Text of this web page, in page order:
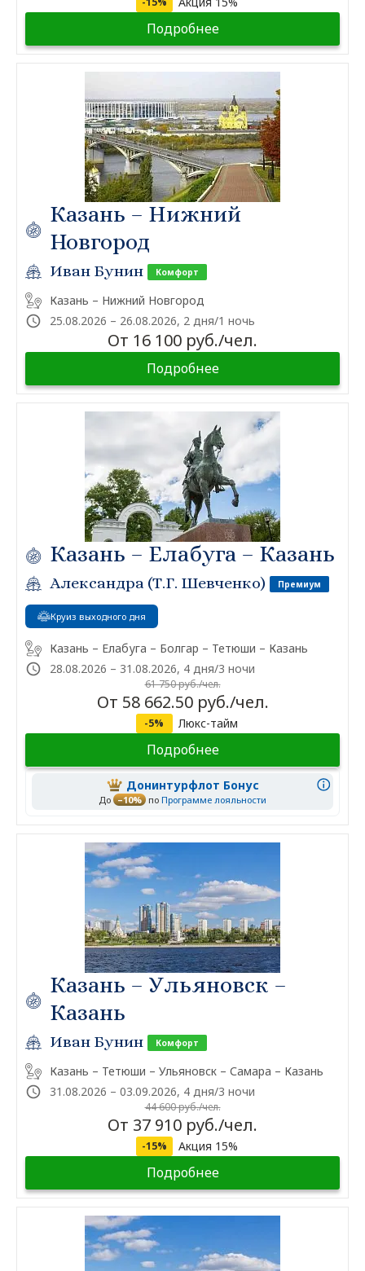
Подробнее
Казань – Нижний
Новгород
Иван Бунин Комфорт
Казань – Нижний Новгород
25.08.2026 – 26.08.2026, 2 дня/1 ночь
От 16 100 руб./чел.
Подробнее
Казань – Елабуга – Казань
Александра (Т.Г. Шевченко) Премиум
Круиз выходного дня
Казань – Елабуга – Болгар – Тетюши – Казань
28.08.2026 – 31.08.2026, 4 дня/3 ночи
61 750 руб./чел.
От 58 662.50 руб./чел.
-5% Люкс-тайм
Подробнее
Донинтурфлот Бонус
До –10% по Программе лояльности
Казань – Ульяновск –
Казань
Иван Бунин Комфорт
Казань – Тетюши – Ульяновск – Самара – Казань
31.08.2026 – 03.09.2026, 4 дня/3 ночи
44 600 руб./чел.
От 37 910 руб./чел.
-15% Акция 15%
Подробнее